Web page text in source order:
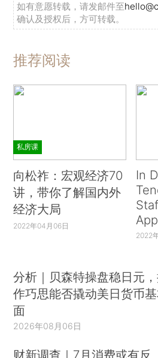
如有意愿转载，请发邮件至
确认及授权后，方可转载。
推荐阅读
私房课
向松祚：宏观经济70
讲，带你了解国内外
经济大局
2022年04月06日
In
2022
分析｜贝森特操盘稳日元
作巧思能否撬动美日货币
面
2026年08月06日
财新调查｜7月消费或有反